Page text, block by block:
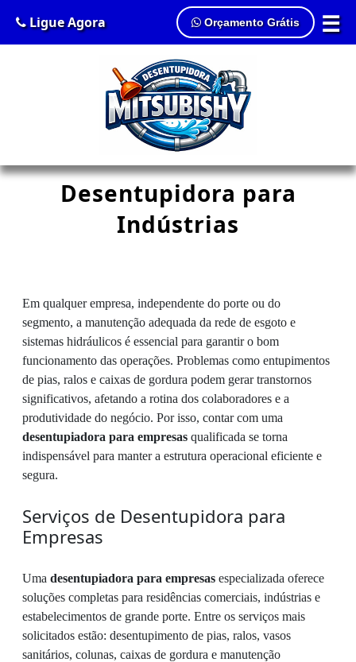
☰
Ligue Agora Orçamento Grátis
Desentupidora para
Indústrias
Em qualquer empresa, independente do porte ou do
segmento, a manutenção adequada da rede de esgoto e
sistemas hidráulicos é essencial para garantir o bom
funcionamento das operações. Problemas como entupimentos
de pias, ralos e caixas de gordura podem gerar transtornos
significativos, afetando a rotina dos colaboradores e a
produtividade do negócio. Por isso, contar com uma
desentupiadora para empresas qualificada se torna
indispensável para manter a estrutura operacional eficiente e
segura.
Serviços de Desentupidora para
Empresas
Uma desentupiadora para empresas especializada oferece
soluções completas para residências comerciais, indústrias e
estabelecimentos de grande porte. Entre os serviços mais
solicitados estão: desentupimento de pias, ralos, vasos
sanitários, colunas, caixas de gordura e manutenção